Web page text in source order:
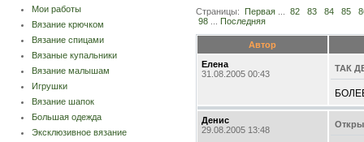
Мои работы
Вязание крючком
Вязание спицами
Вязаные купальники
Вязание малышам
Игрушки
Вязание шапок
Большая одежда
Эксклюзивное вязание
Страницы: Первая 82 83 84 85
98
Последняя
Автор
Елена
31.08.2005 00:43
ТАК
Денис
29.08.2005 13:48